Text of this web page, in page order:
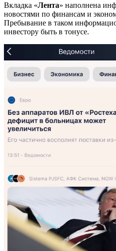
Вкладка «Лента» наполнена
новостями по финансам и
Пребывание в таком
инвестору быть в тонусе.